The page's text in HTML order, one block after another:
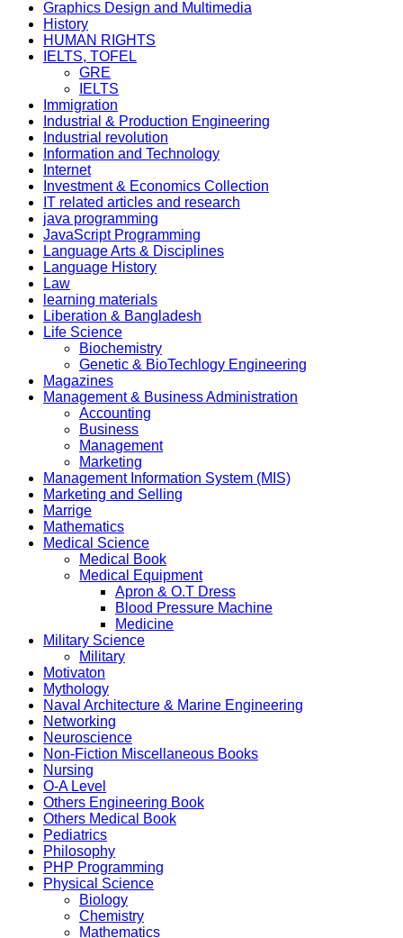
Graphics Design and Multimedia
History
HUMAN RIGHTS
IELTS, TOFEL
GRE
IELTS
Immigration
Industrial & Production Engineering
Industrial revolution
Information and Technology
Internet
Investment & Economics Collection
IT related articles and research
java programming
JavaScript Programming
Language Arts & Disciplines
Language History
Law
learning materials
Liberation & Bangladesh
Life Science
Biochemistry
Genetic & BioTechlogy Engineering
Magazines
Management & Business Administration
Accounting
Business
Management
Marketing
Management Information System (MIS)
Marketing and Selling
Marrige
Mathematics
Medical Science
Medical Book
Medical Equipment
Apron & O.T Dress
Blood Pressure Machine
Medicine
Military Science
Military
Motivaton
Mythology
Naval Architecture & Marine Engineering
Networking
Neuroscience
Non-Fiction Miscellaneous Books
Nursing
O-A Level
Others Engineering Book
Others Medical Book
Pediatrics
Philosophy
PHP Programming
Physical Science
Biology
Chemistry
Mathematics